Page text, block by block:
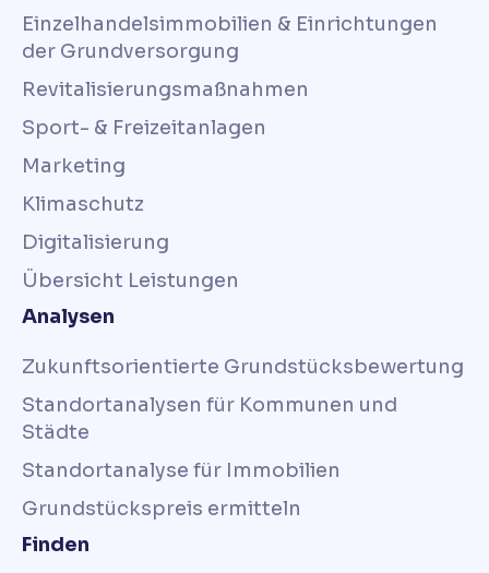
Einzelhandelsimmobilien & Einrichtungen
der Grundversorgung
Revitalisierungsmaßnahmen
Sport- & Freizeitanlagen
Marketing
Klimaschutz
Digitalisierung
Übersicht Leistungen
Analysen
Zukunftsorientierte Grundstücksbewertung
Standortanalysen für Kommunen und
Städte
Standortanalyse für Immobilien
Grundstückspreis ermitteln
Finden